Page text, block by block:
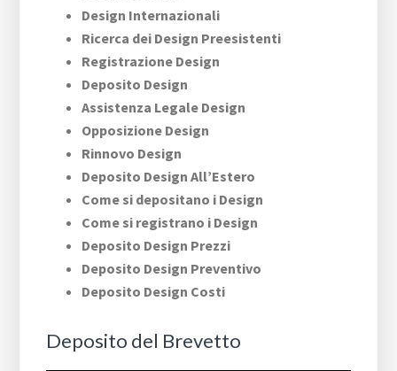
Design Internazionali
Ricerca dei Design Preesistenti
Registrazione Design
Deposito Design
Assistenza Legale Design
Opposizione Design
Rinnovo Design
Deposito Design All’Estero
Come si depositano i Design
Come si registrano i Design
Deposito Design Prezzi
Deposito Design Preventivo
Deposito Design Costi
Deposito del Brevetto